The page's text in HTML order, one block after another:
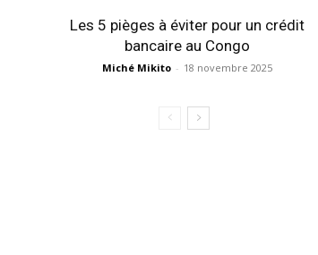
Les 5 pièges à éviter pour un crédit
bancaire au Congo
Miché Mikito - 18 novembre 2025